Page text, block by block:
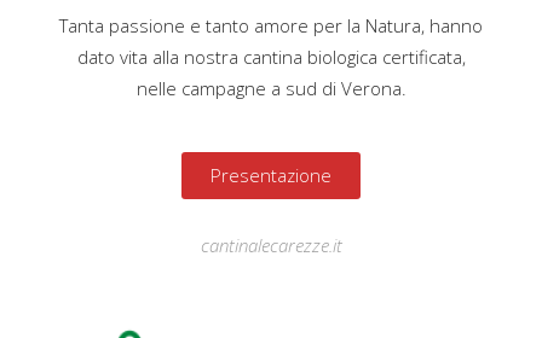
Tanta passione e tanto amore per la Natura, hanno
dato vita alla nostra cantina biologica certificata,
nelle campagne a sud di Verona.
Presentazione
cantinalecarezze.it